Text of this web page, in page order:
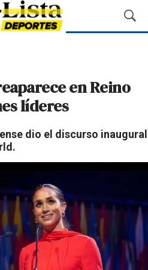
M
o
a
s
u
e
a
en Reino
líderes
dio el discurso inaugural